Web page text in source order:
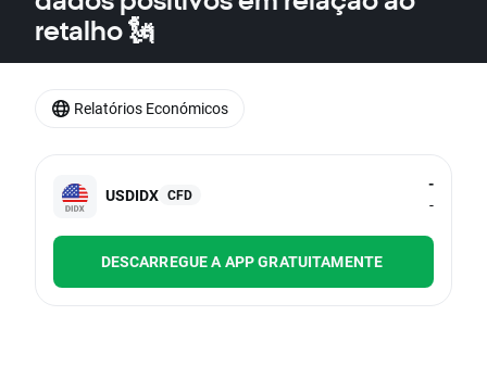
retalho 🗽
USDIDX CFD
-
-
DESCARREGUE A APP GRATUITAMENTE
Relatórios Económicos